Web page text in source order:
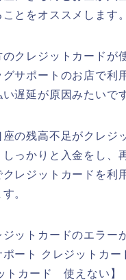
とをオススメします。
クレジットカードが
サポートのお店で利
い遅延が原因みたいで
座の残高不足がクレジ
っかりと入金をし、
レジットカードを利
。
ットカードのエラー
ート クレジットカー
トカード 使えない】